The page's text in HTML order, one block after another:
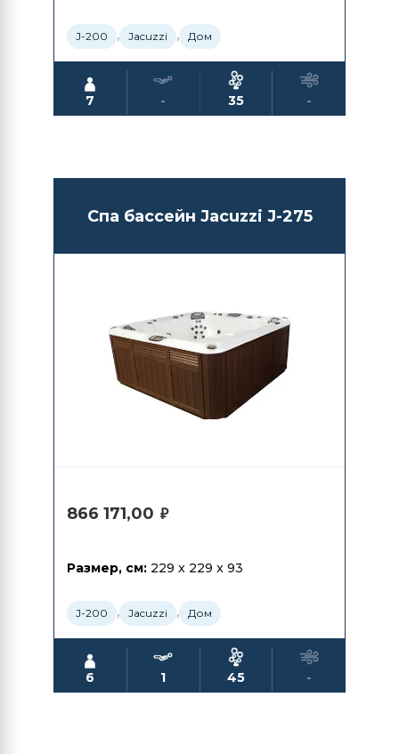
J-200 , Jacuzzi , Дом
7 - 35 -
Спа бассейн Jacuzzi J-275
866 171,00 ₽
Размер, см: 229 x 229 x 93
J-200 , Jacuzzi , Дом
6 1 45 -